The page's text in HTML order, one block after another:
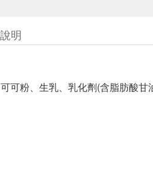
明
可粉、生乳、乳化劑(含脂肪酸